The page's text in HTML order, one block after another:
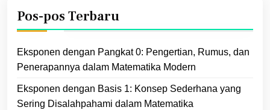
Pos-pos Terbaru
Eksponen dengan Pangkat 0: Pengertian, Rumus, dan
Penerapannya dalam Matematika Modern
Eksponen dengan Basis 1: Konsep Sederhana yang
Sering Disalahpahami dalam Matematika